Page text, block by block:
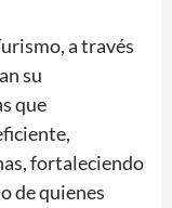
a través
su
que
fortaleciendo
de quienes